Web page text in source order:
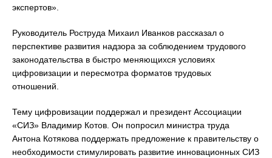
экспертов».
Руководитель Роструда Михаил Иванков рассказал о
перспективе развития надзора за соблюдением трудового
законодательства в быстро меняющихся условиях
цифровизации и пересмотра форматов трудовых
отношений.
Тему цифровизации поддержал и президент Ассоциации
«СИЗ» Владимир Котов. Он попросил министра труда
Антона Котякова поддержать предложение к правительству о
необходимости стимулировать развитие инновационных СИЗ